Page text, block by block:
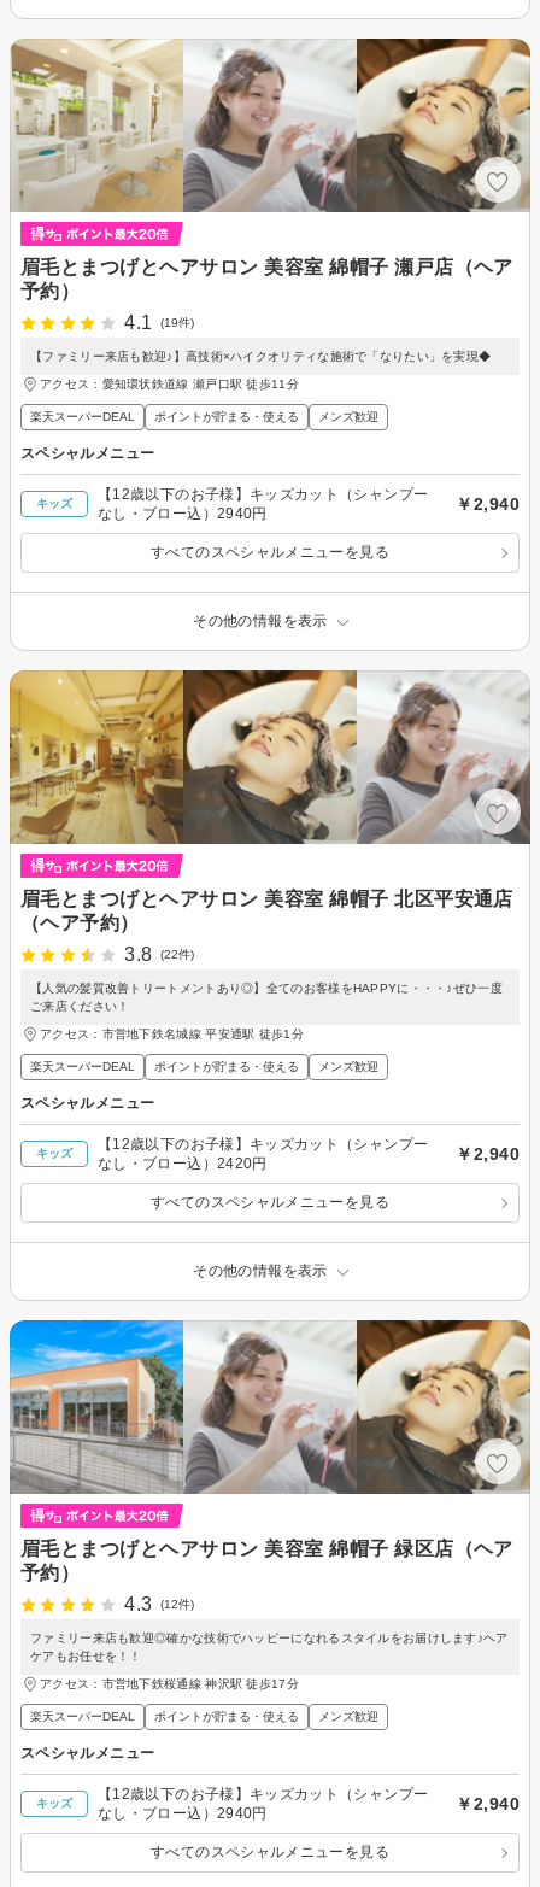
眉毛とまつげとヘアサロン 美容室 綿帽子 瀬戸店（ヘア
予約）
4.1
(19件)
【ファミリー来店も歓迎♪】高技術×ハイクオリティな施術で「なりたい」を実現◆
アクセス：愛知環状鉄道線 瀬戸口駅 徒歩11分
楽天スーパーDEAL ポイントが貯まる・使える メンズ歓迎
スペシャルメニュー
キッズ
【12歳以下のお子様】キッズカット（シャンプー
なし・ブロー込）2940円
￥2,940
すべてのスペシャルメニューを見る
その他の情報を表示
眉毛とまつげとヘアサロン 美容室 綿帽子 北区平安通店
（ヘア予約）
3.8
(22件)
【人気の髪質改善トリートメントあり◎】全てのお客様をHAPPYに・・・♪ぜひ一度
ご来店ください！
アクセス：市営地下鉄名城線 平安通駅 徒歩1分
楽天スーパーDEAL ポイントが貯まる・使える メンズ歓迎
スペシャルメニュー
キッズ
【12歳以下のお子様】キッズカット（シャンプー
なし・ブロー込）2420円
￥2,940
すべてのスペシャルメニューを見る
その他の情報を表示
眉毛とまつげとヘアサロン 美容室 綿帽子 緑区店（ヘア
予約）
4.3
(12件)
ファミリー来店も歓迎◎確かな技術でハッピーになれるスタイルをお届けします♪ヘア
ケアもお任せを！！
アクセス：市営地下鉄桜通線 神沢駅 徒歩17分
楽天スーパーDEAL ポイントが貯まる・使える メンズ歓迎
スペシャルメニュー
キッズ
【12歳以下のお子様】キッズカット（シャンプー
なし・ブロー込）2940円
￥2,940
すべてのスペシャルメニューを見る